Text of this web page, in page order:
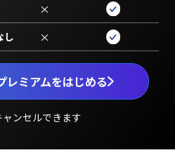
レミアムをはじめる
ンセルできます
×
し ×